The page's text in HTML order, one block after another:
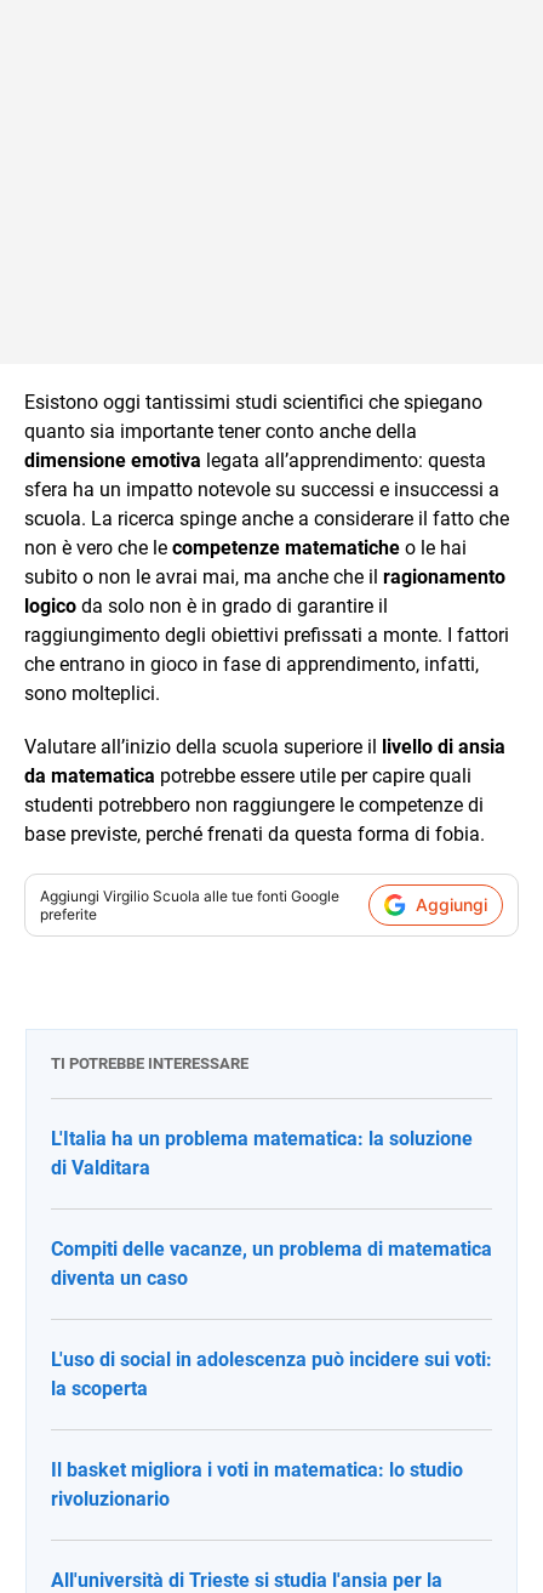
Esistono oggi tantissimi studi scientifici che spiegano
quanto sia importante tener conto anche della
dimensione emotiva legata all’apprendimento: questa
sfera ha un impatto notevole su successi e insuccessi a
scuola. La ricerca spinge anche a considerare il fatto che
non è vero che le competenze matematiche o le hai
subito o non le avrai mai, ma anche che il ragionamento
logico da solo non è in grado di garantire il
raggiungimento degli obiettivi prefissati a monte. I fattori
che entrano in gioco in fase di apprendimento, infatti,
sono molteplici.
Valutare all’inizio della scuola superiore il livello di ansia
da matematica potrebbe essere utile per capire quali
studenti potrebbero non raggiungere le competenze di
base previste, perché frenati da questa forma di fobia.
Aggiungi Virgilio Scuola alle tue fonti Google
preferite
Aggiungi
TI POTREBBE INTERESSARE
L'Italia ha un problema matematica: la soluzione
di Valditara
Compiti delle vacanze, un problema di matematica
diventa un caso
L'uso di social in adolescenza può incidere sui voti:
la scoperta
Il basket migliora i voti in matematica: lo studio
rivoluzionario
All'università di Trieste si studia l'ansia per la